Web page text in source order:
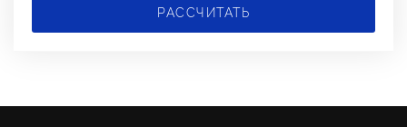
РАССЧИТАТЬ